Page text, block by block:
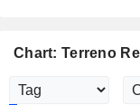
Chart: Terreno